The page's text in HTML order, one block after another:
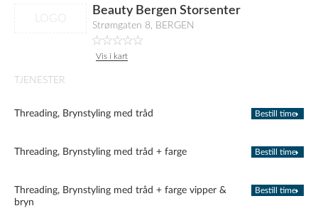
Beauty Bergen Storsenter
Strømgaten 8, BERGEN
Vis i kart
TJENESTER
Threading, Brynstyling med tråd Bestill time
Threading, Brynstyling med tråd + farge Bestill time
Threading, Brynstyling med tråd + farge vipper &
bryn
Bestill time